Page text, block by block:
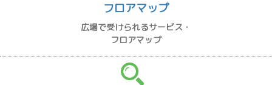
フロアマップ
広場で受けられるサービス・
フロアマップ